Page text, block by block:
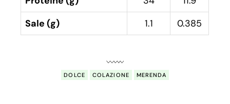
Sale (g)
1.1 0.385
DOLCE COLAZIONE MERENDA